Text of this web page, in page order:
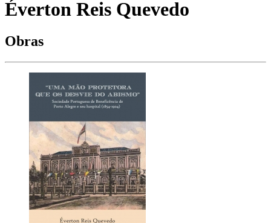
Éverton Reis Quevedo
Obras